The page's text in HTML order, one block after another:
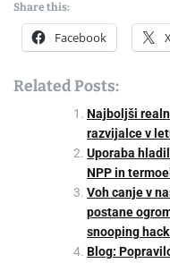
Share this:
Facebook
Related Posts:
Najboljši
razvijalce v
Uporaba
NPP in
Voh canje v
postane
snooping
Blog: